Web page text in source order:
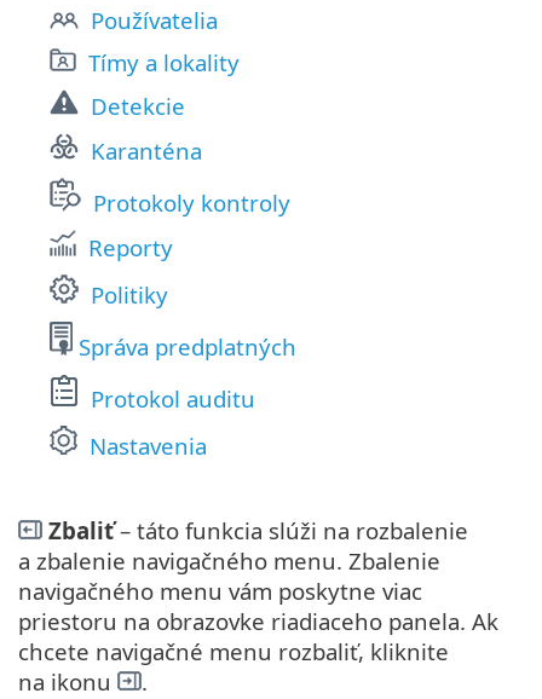
Používatelia
Tímy a lokality
Detekcie
Karanténa
Protokoly kontroly
Reporty
Politiky
Správa predplatných
Protokol auditu
Nastavenia
Zbaliť– táto funkcia slúži na rozbalenie
a zbalenie navigačného menu. Zbalenie
navigačného menu vám poskytne viac
priestoru na obrazovke riadiaceho panela. Ak
chcete navigačné menu rozbaliť, kliknite
na ikonu
.